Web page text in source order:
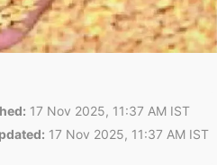
17 Nov 2025, 11:37 AM IST
17 Nov 2025, 11:37 AM IST